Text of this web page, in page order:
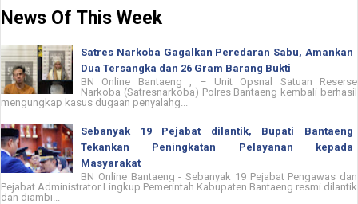
News Of This Week
Satres Narkoba Gagalkan Peredaran Sabu, Amankan
Dua Tersangka dan 26 Gram Barang Bukti
BN Online Bantaeng , – Unit Opsnal Satuan Reserse
Narkoba (Satresnarkoba) Polres Bantaeng kembali berhasil
mengungkap kasus dugaan penyalahg...
Sebanyak 19 Pejabat dilantik, Bupati Bantaeng
Tekankan Peningkatan Pelayanan kepada
Masyarakat
BN Online Bantaeng - Sebanyak 19 Pejabat Pengawas dan
Pejabat Administrator Lingkup Pemerintah Kabupaten Bantaeng resmi dilantik
dan diambi...